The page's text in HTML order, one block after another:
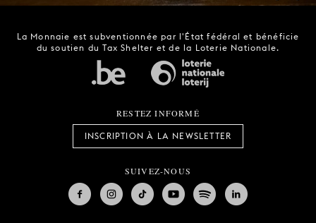
La Monnaie est subventionnée par l'État fédéral et bénéficie
du soutien du Tax Shelter et de la Loterie Nationale.
RESTEZ INFORMÉ
INSCRIPTION À LA NEWSLETTER
SUIVEZ-NOUS